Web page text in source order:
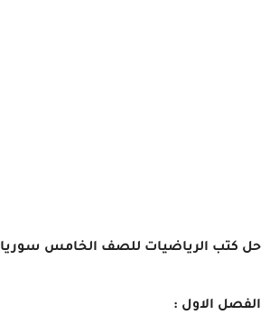
حل كتب الرياضيات للصف الخامس سوريا
الفصل الاول :